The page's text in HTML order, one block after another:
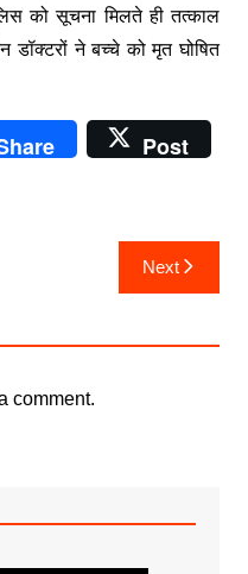
को सूचना मिलते ही तत्काल
डॉक्टरों ने बच्चे को मृत घोषित
Post
Next
comment.